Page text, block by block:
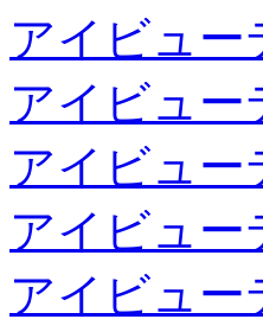
アイビュー
アイビュー
アイビュー
アイビュー
アイビュー